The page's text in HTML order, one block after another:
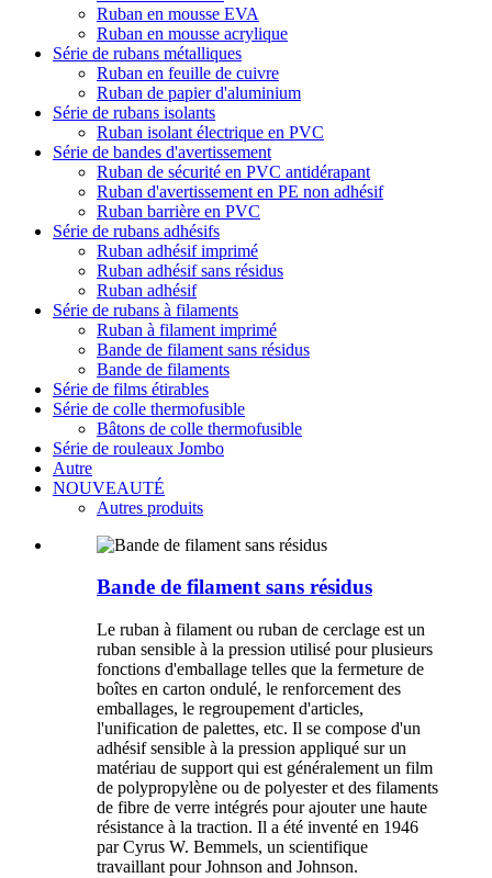
Ruban en mousse EVA
Ruban en mousse acrylique
Série de rubans métalliques
Ruban en feuille de cuivre
Ruban de papier d'aluminium
Série de rubans isolants
Ruban isolant électrique en PVC
Série de bandes d'avertissement
Ruban de sécurité en PVC antidérapant
Ruban d'avertissement en PE non adhésif
Ruban barrière en PVC
Série de rubans adhésifs
Ruban adhésif imprimé
Ruban adhésif sans résidus
Ruban adhésif
Série de rubans à filaments
Ruban à filament imprimé
Bande de filament sans résidus
Bande de filaments
Série de films étirables
Série de colle thermofusible
Bâtons de colle thermofusible
Série de rouleaux Jombo
Autre
NOUVEAUTÉ
Autres produits
Bande de filament sans résidus
Le ruban à filament ou ruban de cerclage est un
ruban sensible à la pression utilisé pour plusieurs
fonctions d'emballage telles que la fermeture de
boîtes en carton ondulé, le renforcement des
emballages, le regroupement d'articles,
l'unification de palettes, etc. Il se compose d'un
adhésif sensible à la pression appliqué sur un
matériau de support qui est généralement un film
de polypropylène ou de polyester et des filaments
de fibre de verre intégrés pour ajouter une haute
résistance à la traction. Il a été inventé en 1946
par Cyrus W. Bemmels, un scientifique
travaillant pour Johnson and Johnson.